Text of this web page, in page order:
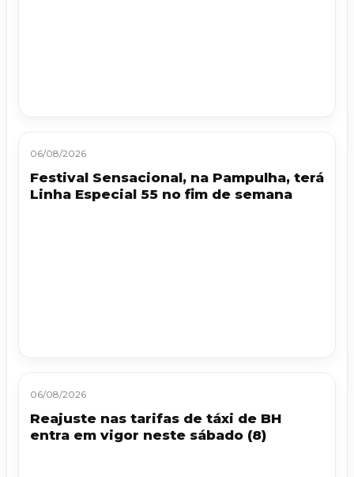
06/08/2026
Festival Sensacional, na Pampulha, terá
Linha Especial 55 no fim de semana
06/08/2026
Reajuste nas tarifas de táxi de BH
entra em vigor neste sábado (8)